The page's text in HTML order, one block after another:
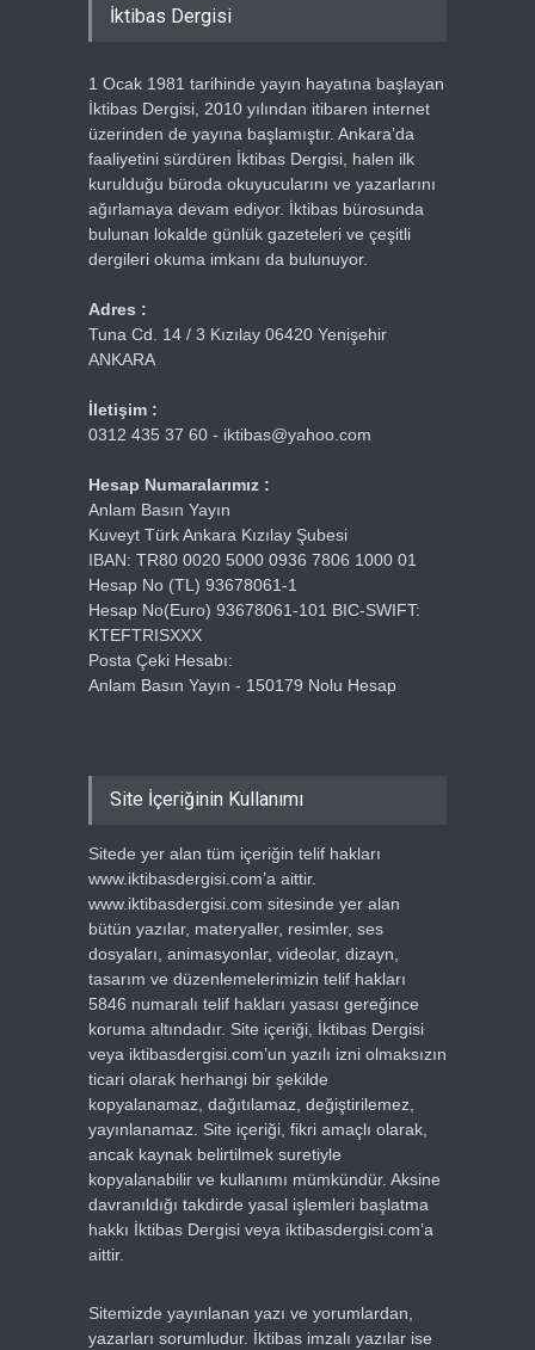
İktibas Dergisi
1 Ocak 1981 tarihinde yayın hayatına başlayan
İktibas Dergisi, 2010 yılından itibaren internet
üzerinden de yayına başlamıştır. Ankara’da
faaliyetini sürdüren İktibas Dergisi, halen ilk
kurulduğu büroda okuyucularını ve yazarlarını
ağırlamaya devam ediyor. İktibas bürosunda
bulunan lokalde günlük gazeteleri ve çeşitli
dergileri okuma imkanı da bulunuyor.
Adres :
Tuna Cd. 14 / 3 Kızılay 06420 Yenişehir
ANKARA
İletişim :
0312 435 37 60 - iktibas@yahoo.com
Hesap Numaralarımız :
Anlam Basın Yayın
Kuveyt Türk Ankara Kızılay Şubesi
IBAN: TR80 0020 5000 0936 7806 1000 01
Hesap No (TL) 93678061-1
Hesap No(Euro) 93678061-101 BIC-SWIFT:
KTEFTRISXXX
Posta Çeki Hesabı:
Anlam Basın Yayın - 150179 Nolu Hesap
Site İçeriğinin Kullanımı
Sitede yer alan tüm içeriğin telif hakları
www.iktibasdergisi.com’a aittir.
www.iktibasdergisi.com sitesinde yer alan
bütün yazılar, materyaller, resimler, ses
dosyaları, animasyonlar, videolar, dizayn,
tasarım ve düzenlemelerimizin telif hakları
5846 numaralı telif hakları yasası gereğince
koruma altındadır. Site içeriği, İktibas Dergisi
veya iktibasdergisi.com’un yazılı izni olmaksızın
ticari olarak herhangi bir şekilde
kopyalanamaz, dağıtılamaz, değiştirilemez,
yayınlanamaz. Site içeriği, fikri amaçlı olarak,
ancak kaynak belirtilmek suretiyle
kopyalanabilir ve kullanımı mümkündür. Aksine
davranıldığı takdirde yasal işlemleri başlatma
hakkı İktibas Dergisi veya iktibasdergisi.com’a
aittir.
Sitemizde yayınlanan yazı ve yorumlardan,
yazarları sorumludur. İktibas imzalı yazılar ise